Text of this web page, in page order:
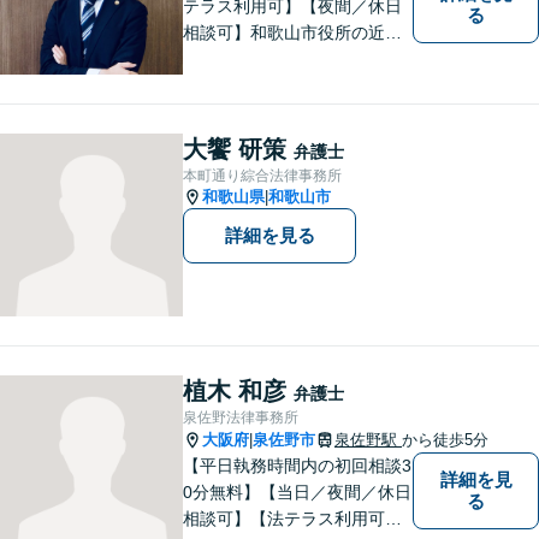
テラス利用可】【夜間／休日
相談可】和歌山市役所の近
す。一人で悩まず、まずはご
相談ください。あなたの灯り
となれるよう誠心誠意努めま
す。
る
大饗 研策 弁護士
本町通り綜合法律事務所
和歌山県|和歌山市
詳細を見る
植木 和彦 弁護士
泉佐野法律事務所
大阪府 泉佐野市 泉佐野駅 から徒歩5分
【平日執務時間内の初回相談3
0分無料】【当日／夜間／休日
相談可】【法テラス利用可】
詳細を見
る